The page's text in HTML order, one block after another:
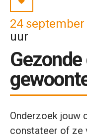
24 september
uur
Onderzoek jouw
constateer of ze